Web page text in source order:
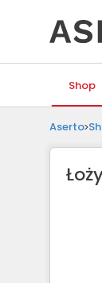
Shop
Aserto